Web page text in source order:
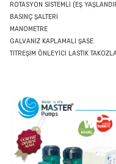
ROTASYON SİSTEMLİ (EŞ
BASINÇ ŞALTERİ
MANOMETRE
GALVANİZ KAPLAMALI ŞASE
TİTREŞİM ÖNLEYİCİ LASTİK